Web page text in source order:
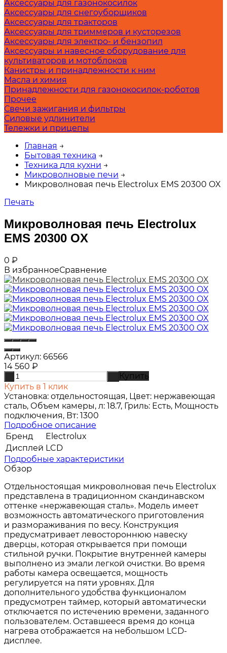
Аксессуары для газонокосилок
Аксессуары для снегоуборщиков
Аксессуары для тракторов
Аксессуары для триммеров и кусторезов
Аксессуары для электро- и бензопил
Аксессуары и навесное оборудование для
культиваторов и мотоблоков
Канистры и принадлежности к ним
Масла и химия
Принадлежности для газонокосилок-роботов
Прочее
Свечи зажигания и фильтры
Силовые удлинители
Тележки и прицепы
Главная →
Бытовая техника →
Техника для кухни →
Микроволновые печи →
Микроволновая печь Electrolux EMS 20300 OX
Печать
Микроволновая печь Electrolux
EMS 20300 OX
0 ₽
В избранноеСравнение
Артикул: 66566
14 560 ₽
Купить
Купить в 1 клик
Установка: отдельностоящая, Цвет: нержавеющая
сталь, Объем камеры, л: 18.7, Гриль: Есть, Мощность
подключения, Вт: 1300
Подробное описание
Бренд
Electrolux
Дисплей LCD
Подробные характеристики
Обзор
Отдельностоящая микроволновая печь Electrolux
представлена в традиционном скандинавском
оттенке «нержавеющая сталь». Модель имеет
возможность автоматического приготовления
и размораживания по весу. Конструкция
предусматривает левостороннюю навеску
дверцы, которая открывается при помощи
стильной ручки. Покрытие внутренней камеры
выполнено из эмали легкой очистки. Во время
работы камера освещается, мощность
регулируется на пяти уровнях. Для
дополнительного удобства функционалом
предусмотрен таймер, который автоматически
отключается по истечению времени, заданного
пользователем. Оставшееся время до конца
нагрева отображается на небольшом LCD-
дисплее.